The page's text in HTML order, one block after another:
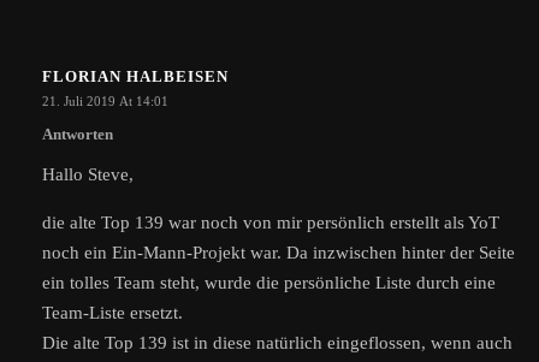
FLORIAN HALBEISEN
21. Juli 2019 At 14:01
Antworten
Hallo Steve,
die alte Top 139 war noch von mir persönlich erstellt als YoT
noch ein Ein-Mann-Projekt war. Da inzwischen hinter der Seite
ein tolles Team steht, wurde die persönliche Liste durch eine
Team-Liste ersetzt.
Die alte Top 139 ist in diese natürlich eingeflossen, wenn auch